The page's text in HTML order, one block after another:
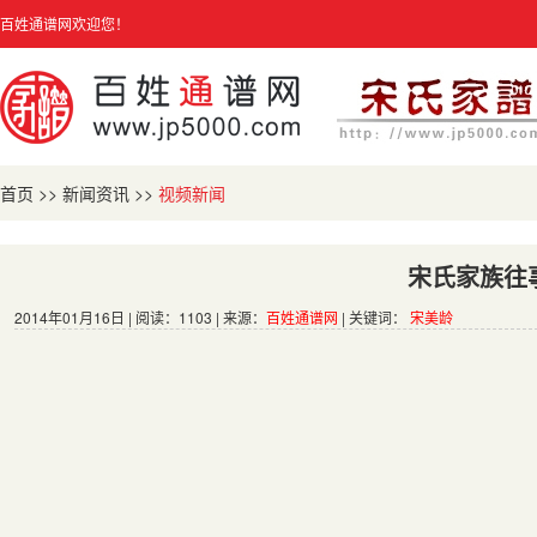
百姓通谱网欢迎您！
首页 >> 新闻资讯 >> 视频新闻
宋氏家族往
2014年01月16日 | 阅读：1103 | 来源： 百姓通谱网 | 关键词： 宋美龄